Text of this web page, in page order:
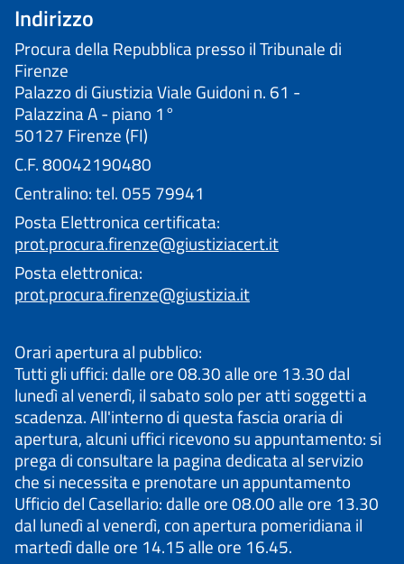
Indirizzo
Procura della Repubblica presso il Tribunale di
Firenze
Palazzo di Giustizia Viale Guidoni n. 61 -
Palazzina A - piano 1°
50127 Firenze (FI)
C.F. 80042190480
Centralino: tel. 055 79941
Posta Elettronica certificata:
prot.procura.firenze@giustiziacert.it
Posta elettronica:
prot.procura.firenze@giustizia.it
Orari apertura al pubblico:
Tutti gli uffici: dalle ore 08.30 alle ore 13.30 dal
lunedì al venerdì, il sabato solo per atti soggetti a
scadenza. All'interno di questa fascia oraria di
apertura, alcuni uffici ricevono su appuntamento: si
prega di consultare la pagina dedicata al servizio
che si necessita e prenotare un appuntamento
Ufficio del Casellario: dalle ore 08.00 alle ore 13.30
dal lunedì al venerdì, con apertura pomeridiana il
martedì dalle ore 14.15 alle ore 16.45.